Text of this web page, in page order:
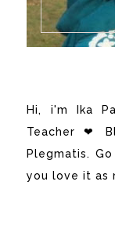
Hi, i'm Ika
Teacher ❤
Plegmatis.
you love it as